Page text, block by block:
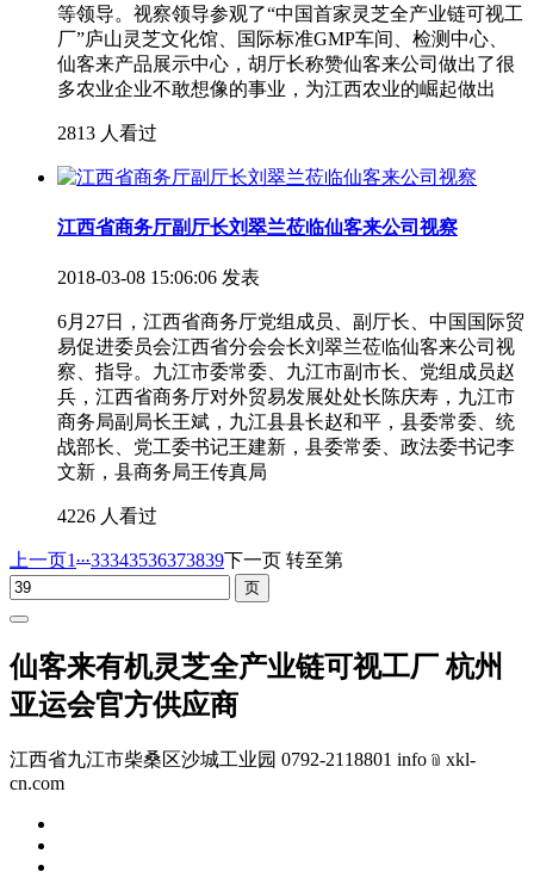
等领导。视察领导参观了“中国首家灵芝全产业链可视工
厂”庐山灵芝文化馆、国际标准GMP车间、检测中心、
仙客来产品展示中心，胡厅长称赞仙客来公司做出了很
多农业企业不敢想像的事业，为江西农业的崛起做出
2813 人看过
江西省商务厅副厅长刘翠兰莅临仙客来公司视察
2018-03-08 15:06:06 发表
6月27日，江西省商务厅党组成员、副厅长、中国国际贸
易促进委员会江西省分会会长刘翠兰莅临仙客来公司视
察、指导。九江市委常委、九江市副市长、党组成员赵
兵，江西省商务厅对外贸易发展处处长陈庆寿，九江市
商务局副局长王斌，九江县县长赵和平，县委常委、统
战部长、党工委书记王建新，县委常委、政法委书记李
文新，县商务局王传真局
4226 人看过
上一页1...33343536373839下一页 转至第
仙客来有机灵芝全产业链可视工厂 杭州
亚运会官方供应商
江西省九江市柴桑区沙城工业园 0792-2118801 info﹫xkl-
cn.com